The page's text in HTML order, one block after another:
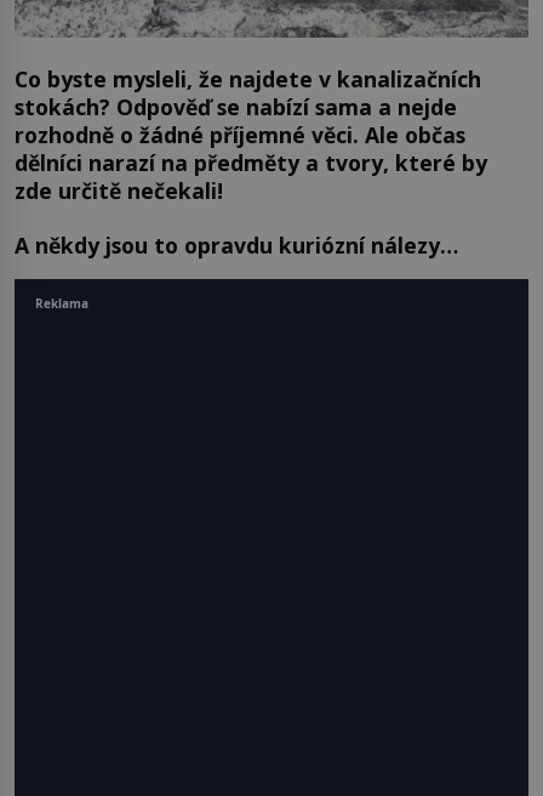
Co byste mysleli, že najdete v kanalizačních
stokách? Odpověď se nabízí sama a nejde
rozhodně o žádné příjemné věci. Ale občas
dělníci narazí na předměty a tvory, které by
zde určitě nečekali!
A někdy jsou to opravdu kuriózní nálezy…
Reklama